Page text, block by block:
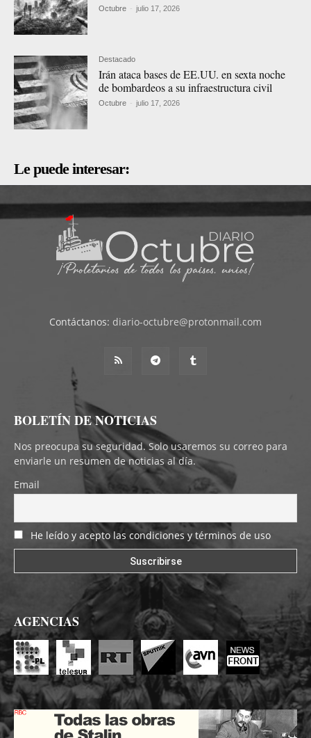
Octubre - julio 17, 2026
Destacado
Irán ataca bases de EE.UU. en sexta noche
de bombardeos a su infraestructura civil
Octubre - julio 17, 2026
Le puede interesar:
Contáctanos: diario-octubre@protonmail.com
BOLETÍN DE NOTICIAS
Nos preocupa su seguridad. Solo usaremos su correo para
enviarle un resumen de noticias al día.
Email
He leído y acepto las condiciones y términos de uso
AGENCIAS